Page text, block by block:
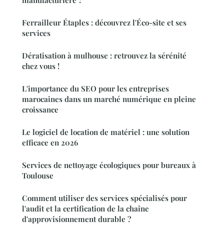
Ferrailleur Étaples : découvrez l'Éco-site et ses
services
Dératisation à mulhouse : retrouvez la sérénité
chez vous !
L'importance du SEO pour les entreprises
marocaines dans un marché numérique en pleine
croissance
Le logiciel de location de matériel : une solution
efficace en 2026
Services de nettoyage écologiques pour bureaux à
Toulouse
Comment utiliser des services spécialisés pour
l'audit et la certification de la chaîne
d'approvisionnement durable ?